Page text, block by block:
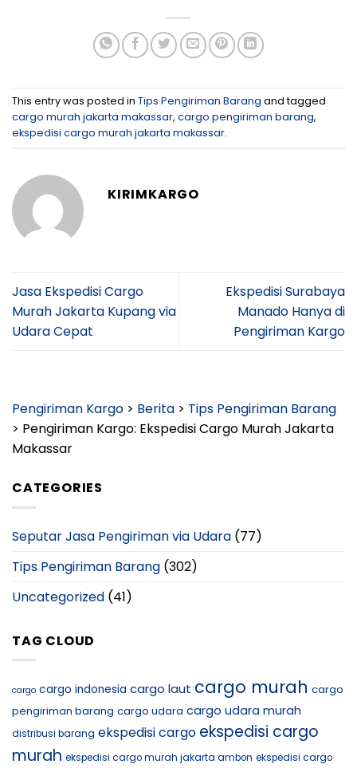
This entry was posted in Tips Pengiriman Barang and tagged
cargo murah jakarta makassar, cargo pengiriman barang,
ekspedisi cargo murah jakarta makassar.
KIRIMKARGO
Jasa Ekspedisi Cargo
Murah Jakarta Kupang via
Udara Cepat
Ekspedisi Surabaya
Manado Hanya di
Pengiriman Kargo
Pengiriman Kargo > Berita > Tips Pengiriman Barang
> Pengiriman Kargo: Ekspedisi Cargo Murah Jakarta
Makassar
CATEGORIES
Seputar Jasa Pengiriman via Udara (77)
Tips Pengiriman Barang (302)
Uncategorized (41)
TAG CLOUD
cargo cargo indonesia cargo laut cargo murah cargo
pengiriman barang cargo udara cargo udara murah
distribusi barang ekspedisi cargo ekspedisi cargo
murah ekspedisi cargo murah jakarta ambon ekspedisi cargo